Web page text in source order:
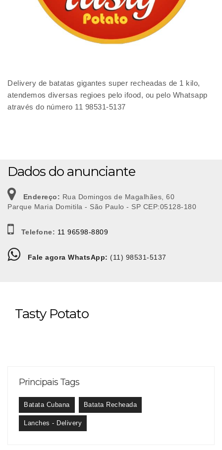
Delivery de batatas gigantes super recheadas de 1 kilo,
atendemos diversas regioes pelo ifood, ou pelo Whatsapp
através do número 11 98531-5137
Dados do anunciante
Endereço: Rua Domingos de Magalhães, 60
Parque Maria Domitila - São Paulo - SP CEP:05128-180
Telefone: 11 96598-8809
Fale agora WhatsApp: (11) 98531-5137
Tasty Potato
Principais Tags
Batata Cubana Batata Recheada
Lanches - Delivery